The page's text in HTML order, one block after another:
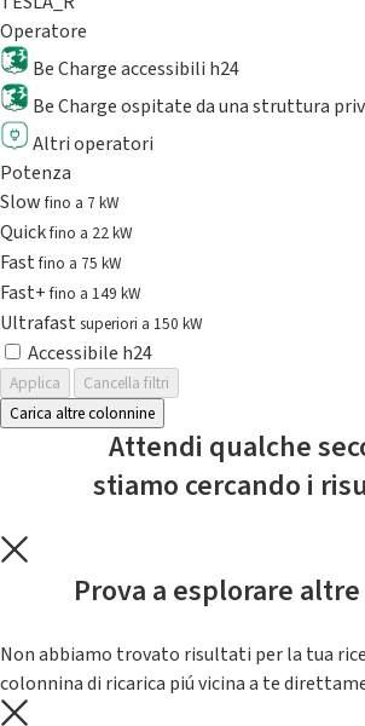
Operatore
Be Charge accessibili h24
Be Charge ospitate da una struttura
Altri operatori
Potenza
Slowfino a 7 kW
Quickfino a 22 kW
Fastfino a 75 kW
Fast+fino a 149 kW
Ultrafast superiori a 150 kW
Accessibile h24
Applica
Cancella filtri
Carica altre colonnine
Attendi qualche
stiamo cercando i
Prova a esplorare
Non abbiamo trovato risultati per la tua
colonnina di ricarica piú vicina a te